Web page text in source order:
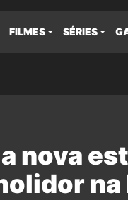
FILMES SÉRIES
nova
na